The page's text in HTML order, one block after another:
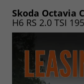
Skoda Octavia